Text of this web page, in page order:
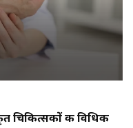
चिकित्सकों की विधिक